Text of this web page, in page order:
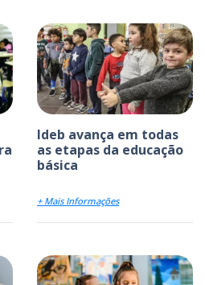
Ideb avança em todas
as etapas da educação
básica
+ Mais Informações